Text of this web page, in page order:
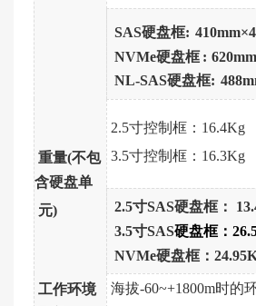
SAS硬盘框:
NVMe硬盘框 :
NL-SAS硬盘框:
重量(不包
含硬盘单
元)
2.5寸控制框： 16.4Kg
3.5寸控制框： 16.3Kg
2.5寸SAS硬盘框：
3.5寸SAS硬盘框：
NVMe硬盘框： 24.95
工作环境
海拔-60~+1800m时的